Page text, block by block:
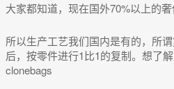
大家都知道，现在国外70%以上的奢
所以生产工艺我们国内是有的，所
后，按零件进行1比1的复制。想了
clonebags